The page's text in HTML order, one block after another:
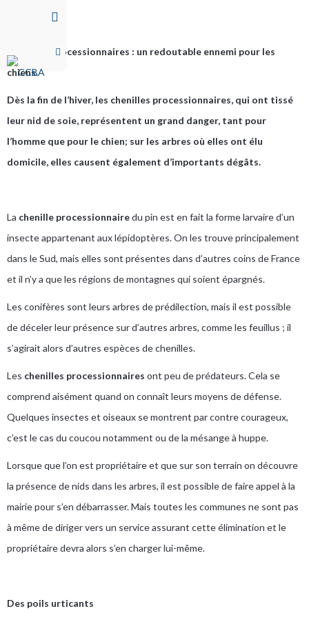
Chenilles processionnaires : un redoutable ennemi pour les
chiens.
Dès la fin de l’hiver, les chenilles processionnaires, qui ont tissé
leur nid de soie, représentent un grand danger, tant pour
l’homme que pour le chien; sur les arbres où elles ont élu
domicile, elles causent également d’importants dégâts.
La chenille processionnairedu pin est en fait la forme larvaire d’un
insecte appartenant aux lépidoptères. On les trouve principalement
dans le Sud, mais elles sont présentes dans d’autres coins de France
et il n’y a que les régions de montagnes qui soient épargnés.
Les conifères sont leurs arbres de prédilection, mais il est possible
de déceler leur présence sur d’autres arbres, comme les feuillus ; il
s’agirait alors d’autres espèces de chenilles.
Les chenilles processionnaires ont peu de prédateurs. Cela se
comprend aisément quand on connaît leurs moyens de défense.
Quelques insectes et oiseaux se montrent par contre courageux,
c’est le cas du coucou notamment ou de la mésange à huppe.
Lorsque que l’on est propriétaire et que sur son terrain on découvre
la présence de nids dans les arbres, il est possible de faire appel à la
mairie pour s’en débarrasser. Mais toutes les communes ne sont pas
à même de diriger vers un service assurant cette élimination et le
propriétaire devra alors s’en charger lui-même.
Des poils urticants